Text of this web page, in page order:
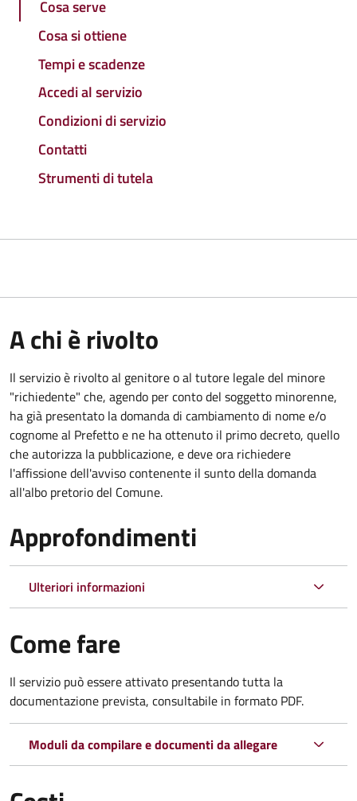
Cosa serve
Cosa si ottiene
Tempi e scadenze
Accedi al servizio
Condizioni di servizio
Contatti
Strumenti di tutela
A chi è rivolto
Il servizio è rivolto al genitore o al tutore legale del minore
"richiedente" che, agendo per conto del soggetto minorenne,
ha già presentato la domanda di cambiamento di nome e/o
cognome al Prefetto e ne ha ottenuto il primo decreto, quello
che autorizza la pubblicazione, e deve ora richiedere
l'affissione dell'avviso contenente il sunto della domanda
all'albo pretorio del Comune.
Approfondimenti
Ulteriori informazioni
Come fare
Il servizio può essere attivato presentando tutta la
documentazione prevista, consultabile in formato PDF.
Moduli da compilare e documenti da allegare